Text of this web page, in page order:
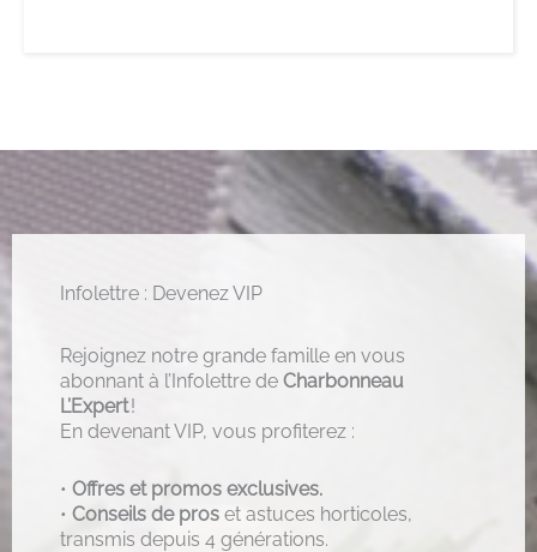
Infolettre : Devenez VIP
Rejoignez notre grande famille en vous
abonnant à l’Infolettre de Charbonneau
L’Expert!
En devenant VIP, vous profiterez :
• Offres et promos exclusives.
• Conseils de pros et astuces horticoles,
transmis depuis 4 générations.